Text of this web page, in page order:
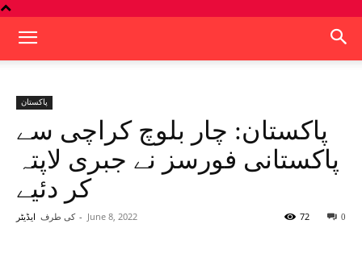
پاکستان
پاکستان: چار بلوچ کراچی سے
پاکستانی فورسز نے جبری لاپتہ
کر دئیے
کی طرف ایڈیٹر - June 8, 2022 0
72